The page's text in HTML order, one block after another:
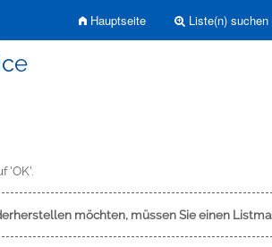
Hauptseite Liste(n) suchen
'OK'.
möchten, müssen Sie einen